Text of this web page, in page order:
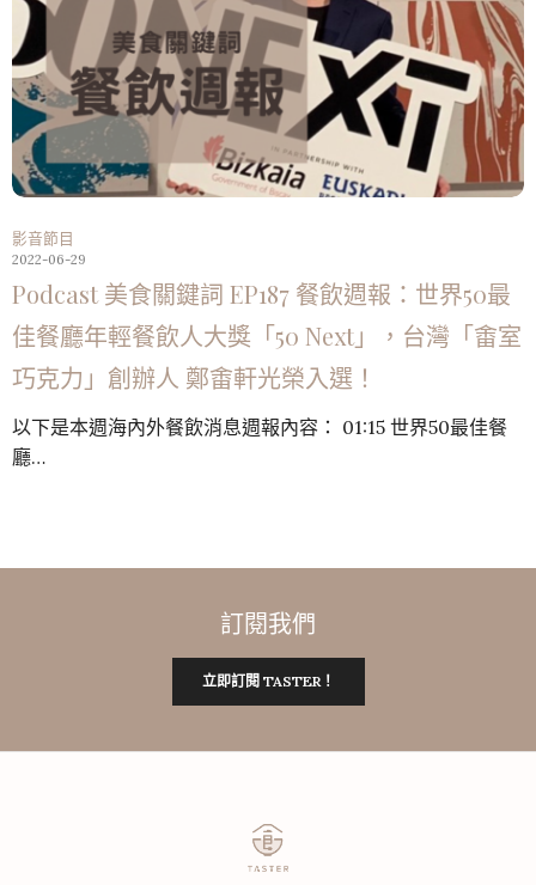
影音節目
2022-06-29
Podcast 美食關鍵詞 EP187 餐飲週報：世界50最
佳餐廳年輕餐飲人大獎「50 Next」，台灣「畬室
巧克力」創辦人 鄭畬軒光榮入選！
以下是本週海內外餐飲消息週報內容： 01:15 世界50最佳餐
廳…
訂閱我們
立即訂閱 TASTER！